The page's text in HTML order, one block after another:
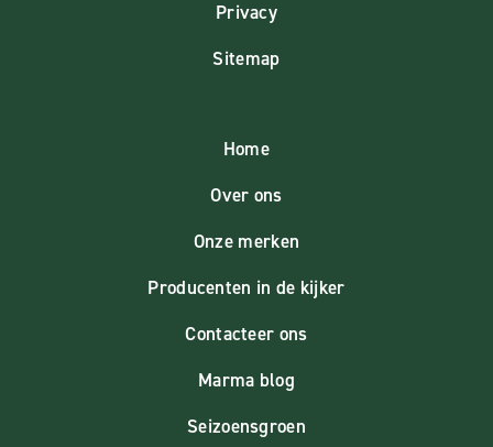
Privacy
Sitemap
Home
Over ons
Onze merken
Producenten in de kijker
Contacteer ons
Marma blog
Seizoensgroen